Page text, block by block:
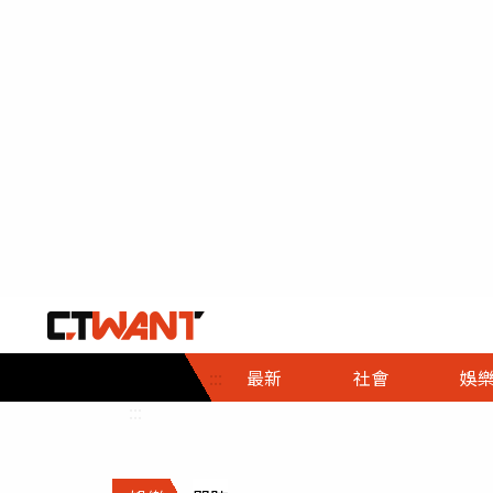
::: 最新 社會
社會首頁
時事
調查
娛樂
娛樂首頁
即時
財經首頁
熱線
政